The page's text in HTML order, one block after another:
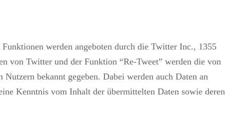
werden angeboten durch die Twitter Inc., 1355
von Twitter und der Funktion “Re-Tweet” werden die von
bekannt gegeben. Dabei werden auch Daten an
Kenntnis vom Inhalt der übermittelten Daten sowie deren